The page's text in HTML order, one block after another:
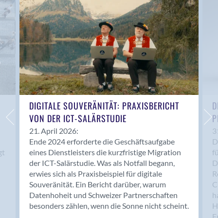
Anwil
Appenzell
Au SG
Baar
Baden
Balsthal
Balzers
Basel
Bassersdorf
Belp
Bendern
Benken (SG)
Bergdietikon
Berlin
Bern
Bern - Liebefeld
DIGITALE SOUVERÄNITÄT: PRAXISBERICHT
VON DER ICT-SALÄRSTUDIE
21. April 2026:
Ende 2024 erforderte die Geschäftsaufgabe
eines Dienstleisters die kurzfristige Migration
der ICT-Salärstudie. Was als Notfall begann,
erwies sich als Praxisbeispiel für digitale
Souveränität. Ein Bericht darüber, warum
Datenhoheit und Schweizer Partnerschaften
besonders zählen, wenn die Sonne nicht scheint.